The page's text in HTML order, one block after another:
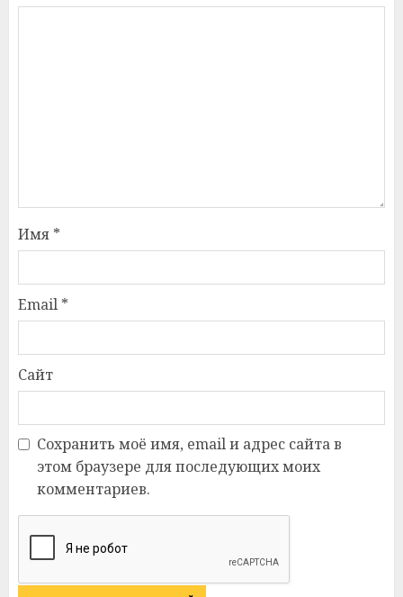
Имя *
Email *
Сайт
Сохранить моё имя, email и адрес сайта в
этом браузере для последующих моих
комментариев.